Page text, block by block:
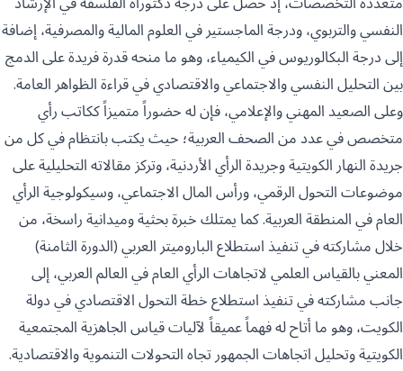
النفسي والتربوي، ودرجة الماجستير في العلوم المالية والمصرفية، إضافة
إلى درجة البكالوريوس في الكيمياء، وهو ما منحه قدرة فريدة على الدمج
بين التحليل النفسي والاجتماعي والاقتصادي في قراءة الظواهر العامة.
وعلى الصعيد المهني والإعلامي، فإن له حضوراً متميزاً ككاتب رأي
متخصص في عدد من الصحف العربية؛ حيث يكتب بانتظام في كل من
جريدة النهار الكويتية وجريدة الرأي الأردنية، وتركز مقالاته التحليلية على
موضوعات التحول الرقمي، ورأس المال الاجتماعي، وسيكولوجية الرأي
العام في المنطقة العربية. كما يمتلك خبرة بحثية وميدانية راسخة، من
خلال مشاركته في تنفيذ استطلاع الباروميتر العربي (الدورة الثامنة)
المعني بالقياس العلمي لاتجاهات الرأي العام في العالم العربي، إلى
جانب مشاركته في تنفيذ استطلاع خطة التحول الاقتصادي في دولة
الكويت، وهو ما أتاح له فهماً عميقاً لآليات قياس الجاهزية المجتمعية
الكويتية وتحليل اتجاهات الجمهور تجاه التحولات التنموية والاقتصادية.